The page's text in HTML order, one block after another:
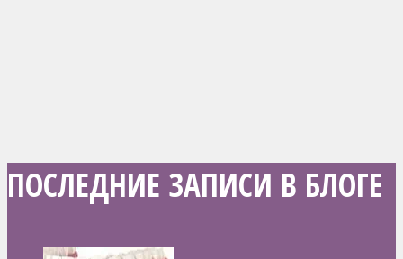
ПОСЛЕДНИЕ ЗАПИСИ В БЛОГЕ